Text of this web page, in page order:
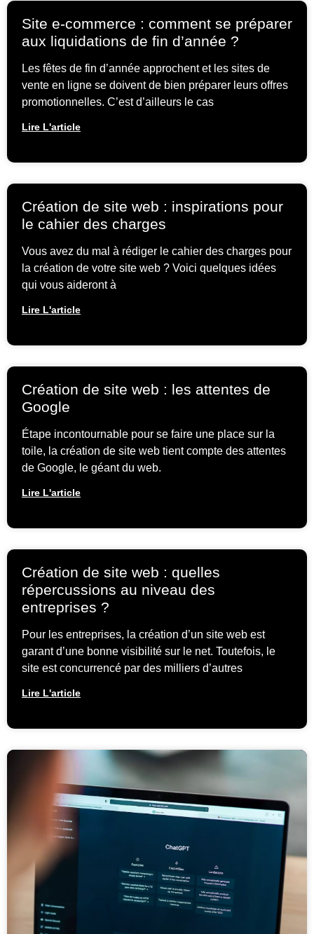
Site e-commerce : comment se préparer
aux liquidations de fin d’année ?
Les fêtes de fin d’année approchent et les sites de
vente en ligne se doivent de bien préparer leurs offres
promotionnelles. C’est d’ailleurs le cas
Lire L'article
Création de site web : inspirations pour
le cahier des charges
Vous avez du mal à rédiger le cahier des charges pour
la création de votre site web ? Voici quelques idées
qui vous aideront à
Lire L'article
Création de site web : les attentes de
Google
Étape incontournable pour se faire une place sur la
toile, la création de site web tient compte des attentes
de Google, le géant du web.
Lire L'article
Création de site web : quelles
répercussions au niveau des
entreprises ?
Pour les entreprises, la création d’un site web est
garant d’une bonne visibilité sur le net. Toutefois, le
site est concurrencé par des milliers d’autres
Lire L'article